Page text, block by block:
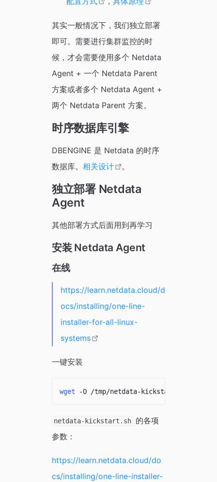
其实一般情况下，我们独立部署
即可。需要进行集群监控的时
候，才会需要使用多个 Netdata
Agent + 一个 Netdata Parent
方案或者多个 Netdata Agent +
两个 Netdata Parent 方案。
时序数据库引擎
DBENGINE 是 Netdata 的时序
数据库。 相关设计 。
独立部署 Netdata
Agent
其他部署方式后面用到再学习
安装 Netdata Agent
在线
https://learn.netdata.cloud/d
ocs/installing/one-line-
installer-for-all-linux-
systems
一键安装
wget -O /tmp/netdata-kickstart.sh
netdata-kickstart.sh
的各项
参数：
https://learn.netdata.cloud/do
cs/installing/one-line-installer-